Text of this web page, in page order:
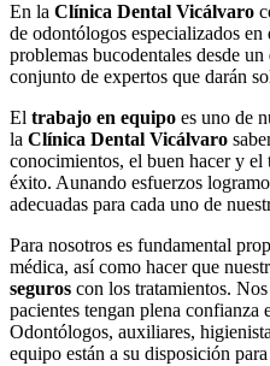
En la Clínica Dental Vicálvaro
de odontólogos especializados en
problemas bucodentales desde un
conjunto de expertos que darán
El trabajo en equipo es uno de
la Clínica Dental Vicálvaro
conocimientos, el buen hacer y
éxito. Aunando esfuerzos
adecuadas para cada uno de
Para nosotros es fundamental
médica, así como hacer que
seguros con los tratamientos.
pacientes tengan plena confianza
Odontólogos, auxiliares,
equipo están a su disposición